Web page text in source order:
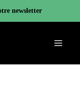
newsletter
Menu